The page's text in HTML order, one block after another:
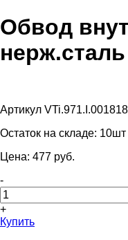
Обвод
Артикул VTi.971.I.001818
Остаток на складе: 10шт
Цена: 477 pуб.
-
+
Купить